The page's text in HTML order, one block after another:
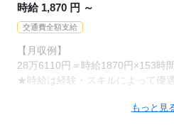
≪まずは「キニナル」でもOK！≫
少しでも興味をお持ちいただいた方
不安なことがあればご相談ください
応募
時給 1,870 円 ～
交通費全額支給
【月収例】
28万6110円＝時給1870円×153時
★時給は経験・スキルによって優遇
≪すべてのお仕事に交通費支給！
もっと見